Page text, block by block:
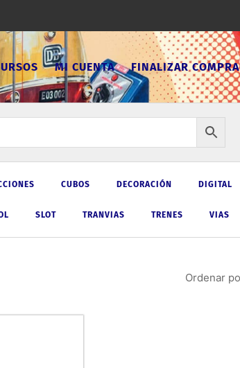
MI CUENTA FINALIZAR COMPRA
CUBOS DECORACIÓN DIGITAL
SLOT TRANVIAS TRENES VIAS